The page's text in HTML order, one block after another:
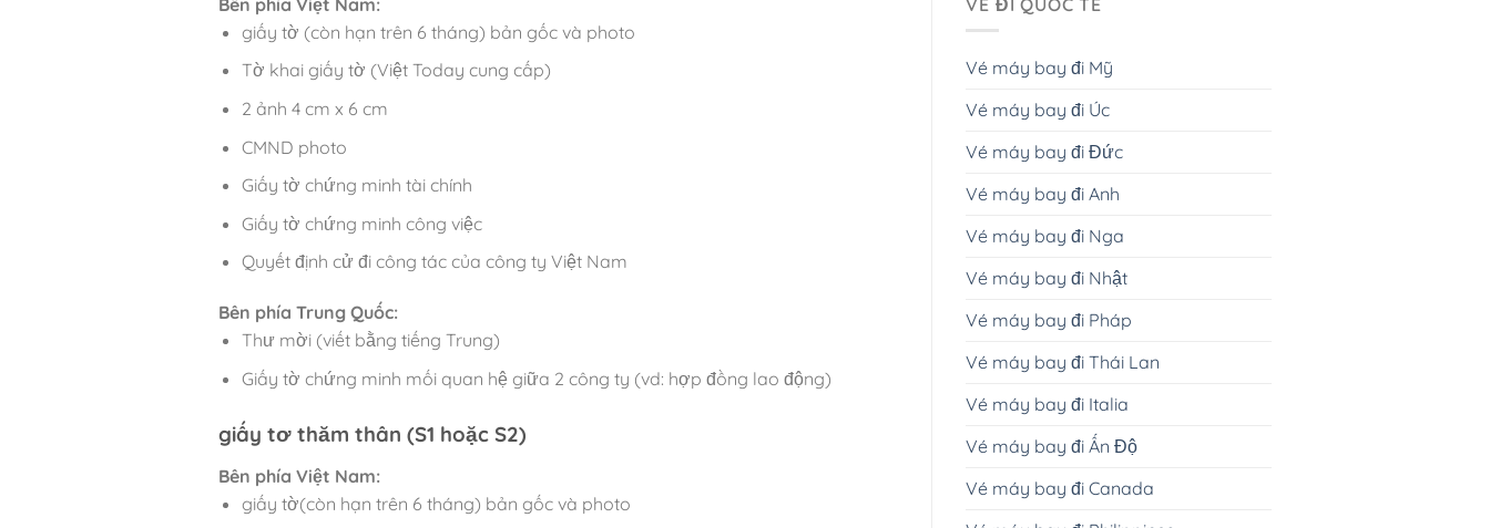
giấy tờ (còn hạn trên 6 tháng) bản gốc và photo
Tờ khai giấy tờ (Việt Today cung cấp)
2 ảnh 4 cm x 6 cm
CMND photo
Giấy tờ chứng minh tài chính
Giấy tờ chứng minh công việc
Quyết định cử đi công tác của công ty Việt Nam
Bên phía Trung Quốc:
Thư mời (viết bằng tiếng Trung)
Giấy tờ chứng minh mối quan hệ giữa 2 công ty (vd: hợp đồng lao động)
giấy tơ thăm thân (S1 hoặc S2)
Bên phía Việt Nam:
giấy tờ(còn hạn trên 6 tháng) bản gốc và photo
VÉ ĐI QUỐC TẾ
Vé máy bay đi Mỹ
Vé máy bay đi Úc
Vé máy bay đi Đức
Vé máy bay đi Anh
Vé máy bay đi Nga
Vé máy bay đi Nhật
Vé máy bay đi Pháp
Vé máy bay đi Thái Lan
Vé máy bay đi Italia
Vé máy bay đi Ấn Độ
Vé máy bay đi Canada